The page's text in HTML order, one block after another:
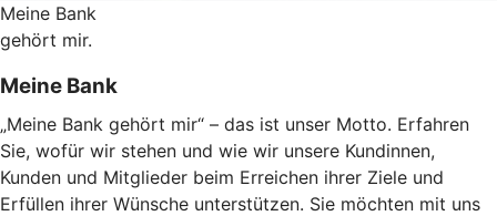
Meine Bank
gehört mir.
Meine Bank
„Meine Bank gehört mir“ – das ist unser Motto. Erfahren
Sie, wofür wir stehen und wie wir unsere Kundinnen,
Kunden und Mitglieder beim Erreichen ihrer Ziele und
Erfüllen ihrer Wünsche unterstützen. Sie möchten mit uns